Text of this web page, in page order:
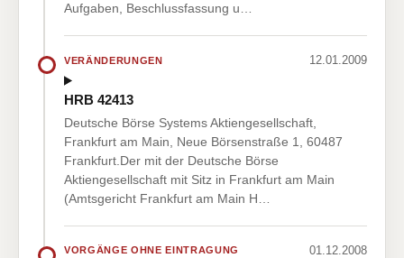
Aufgaben, Beschlussfassung u…
VERÄNDERUNGEN 12.01.2009
HRB 42413
Deutsche Börse Systems Aktiengesellschaft,
Frankfurt am Main, Neue Börsenstraße 1, 60487
Frankfurt.Der mit der Deutsche Börse
Aktiengesellschaft mit Sitz in Frankfurt am Main
(Amtsgericht Frankfurt am Main H…
VORGÄNGE OHNE EINTRAGUNG 01.12.2008